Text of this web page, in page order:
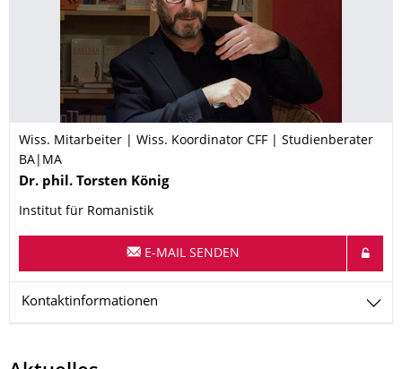
Wiss. Mitarbeiter | Wiss. Koordinator CFF | Studienberater
BA|MA
Name
Dr. phil. Torsten König
Institut für Romanistik
E-MAIL SENDEN
Kontaktinformationen